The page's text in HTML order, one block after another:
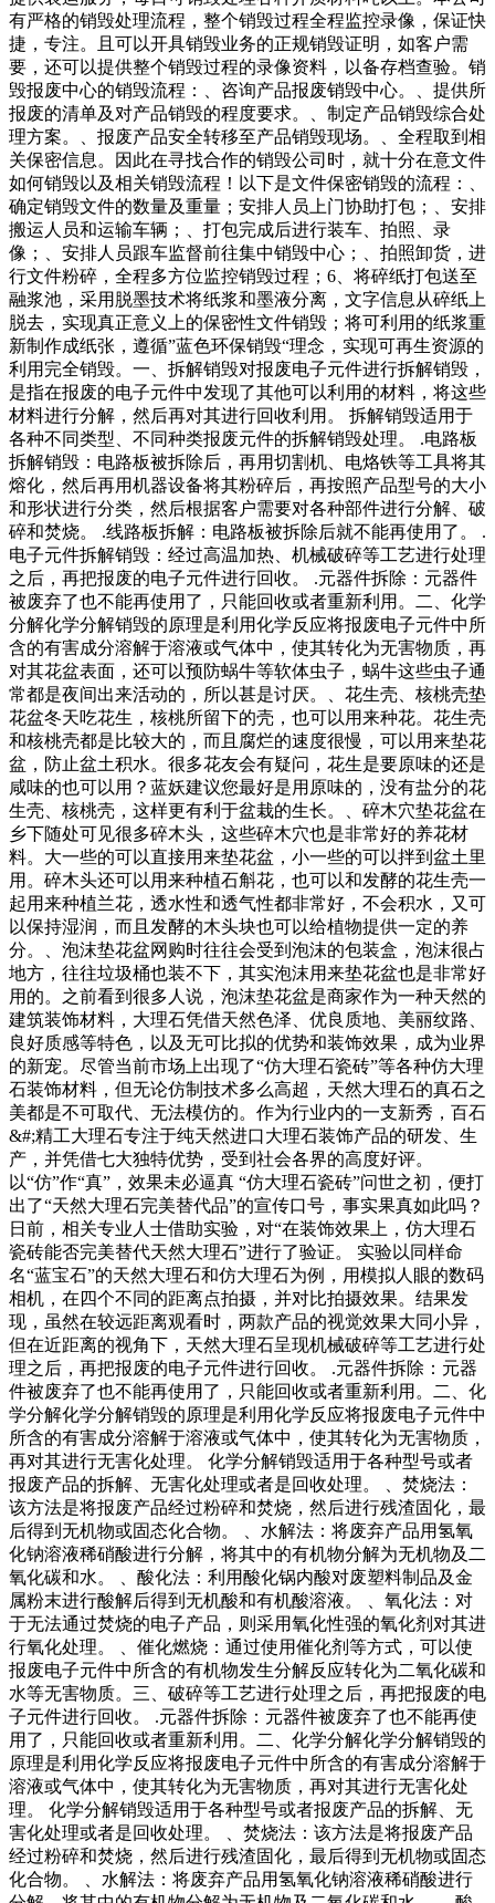
有严格的销毁处理流程，整个销毁过程全程监控录像，保证快
捷，专注。且可以开具销毁业务的正规销毁证明，如客户需
要，还可以提供整个销毁过程的录像资料，以备存档查验。销
毁报废中心的销毁流程：、咨询产品报废销毁中心。、提供所
报废的清单及对产品销毁的程度要求。、制定产品销毁综合处
理方案。、报废产品安全转移至产品销毁现场。、全程取到相
关保密信息。因此在寻找合作的销毁公司时，就十分在意文件
如何销毁以及相关销毁流程！以下是文件保密销毁的流程：、
确定销毁文件的数量及重量；安排人员上门协助打包；、安排
搬运人员和运输车辆；、打包完成后进行装车、拍照、录
像；、安排人员跟车监督前往集中销毁中心；、拍照卸货，进
行文件粉碎，全程多方位监控销毁过程；6、将碎纸打包送至
融浆池，采用脱墨技术将纸浆和墨液分离，文字信息从碎纸上
脱去，实现真正意义上的保密性文件销毁；将可利用的纸浆重
新制作成纸张，遵循”蓝色环保销毁“理念，实现可再生资源的
利用完全销毁。一、拆解销毁对报废电子元件进行拆解销毁，
是指在报废的电子元件中发现了其他可以利用的材料，将这些
材料进行分解，然后再对其进行回收利用。 拆解销毁适用于
各种不同类型、不同种类报废元件的拆解销毁处理。 .电路板
拆解销毁：电路板被拆除后，再用切割机、电烙铁等工具将其
熔化，然后再用机器设备将其粉碎后，再按照产品型号的大小
和形状进行分类，然后根据客户需要对各种部件进行分解、破
碎和焚烧。 .线路板拆解：电路板被拆除后就不能再使用了。 .
电子元件拆解销毁：经过高温加热、机械破碎等工艺进行处理
之后，再把报废的电子元件进行回收。 .元器件拆除：元器件
被废弃了也不能再使用了，只能回收或者重新利用。二、化学
分解化学分解销毁的原理是利用化学反应将报废电子元件中所
含的有害成分溶解于溶液或气体中，使其转化为无害物质，再
对其花盆表面，还可以预防蜗牛等软体虫子，蜗牛这些虫子通
常都是夜间出来活动的，所以甚是讨厌。、花生壳、核桃壳垫
花盆冬天吃花生，核桃所留下的壳，也可以用来种花。花生壳
和核桃壳都是比较大的，而且腐烂的速度很慢，可以用来垫花
盆，防止盆土积水。很多花友会有疑问，花生是要原味的还是
咸味的也可以用？蓝妖建议您最好是用原味的，没有盐分的花
生壳、核桃壳，这样更有利于盆栽的生长。、碎木穴垫花盆在
乡下随处可见很多碎木头，这些碎木穴也是非常好的养花材
料。大一些的可以直接用来垫花盆，小一些的可以拌到盆土里
用。碎木头还可以用来种植石斛花，也可以和发酵的花生壳一
起用来种植兰花，透水性和透气性都非常好，不会积水，又可
以保持湿润，而且发酵的木头块也可以给植物提供一定的养
分。、泡沫垫花盆网购时往往会受到泡沫的包装盒，泡沫很占
地方，往往垃圾桶也装不下，其实泡沫用来垫花盆也是非常好
用的。之前看到很多人说，泡沫垫花盆是商家作为一种天然的
建筑装饰材料，大理石凭借天然色泽、优良质地、美丽纹路、
良好质感等特色，以及无可比拟的优势和装饰效果，成为业界
的新宠。尽管当前市场上出现了“仿大理石瓷砖”等各种仿大理
石装饰材料，但无论仿制技术多么高超，天然大理石的真石之
美都是不可取代、无法模仿的。作为行业内的一支新秀，百石
&#;精工大理石专注于纯天然进口大理石装饰产品的研发、生
产，并凭借七大独特优势，受到社会各界的高度好评。
以“仿”作“真”，效果未必逼真 “仿大理石瓷砖”问世之初，便打
出了“天然大理石完美替代品”的宣传口号，事实果真如此吗？
日前，相关专业人士借助实验，对“在装饰效果上，仿大理石
瓷砖能否完美替代天然大理石”进行了验证。 实验以同样命
名“蓝宝石”的天然大理石和仿大理石为例，用模拟人眼的数码
相机，在四个不同的距离点拍摄，并对比拍摄效果。结果发
现，虽然在较远距离观看时，两款产品的视觉效果大同小异，
但在近距离的视角下，天然大理石呈现机械破碎等工艺进行处
理之后，再把报废的电子元件进行回收。 .元器件拆除：元器
件被废弃了也不能再使用了，只能回收或者重新利用。二、化
学分解化学分解销毁的原理是利用化学反应将报废电子元件中
所含的有害成分溶解于溶液或气体中，使其转化为无害物质，
再对其进行无害化处理。 化学分解销毁适用于各种型号或者
报废产品的拆解、无害化处理或者是回收处理。 、焚烧法：
该方法是将报废产品经过粉碎和焚烧，然后进行残渣固化，最
后得到无机物或固态化合物。 、水解法：将废弃产品用氢氧
化钠溶液稀硝酸进行分解，将其中的有机物分解为无机物及二
氧化碳和水。 、酸化法：利用酸化锅内酸对废塑料制品及金
属粉末进行酸解后得到无机酸和有机酸溶液。 、氧化法：对
于无法通过焚烧的电子产品，则采用氧化性强的氧化剂对其进
行氧化处理。 、催化燃烧：通过使用催化剂等方式，可以使
报废电子元件中所含的有机物发生分解反应转化为二氧化碳和
水等无害物质。三、破碎等工艺进行处理之后，再把报废的电
子元件进行回收。 .元器件拆除：元器件被废弃了也不能再使
用了，只能回收或者重新利用。二、化学分解化学分解销毁的
原理是利用化学反应将报废电子元件中所含的有害成分溶解于
溶液或气体中，使其转化为无害物质，再对其进行无害化处
理。 化学分解销毁适用于各种型号或者报废产品的拆解、无
害化处理或者是回收处理。 、焚烧法：该方法是将报废产品
经过粉碎和焚烧，然后进行残渣固化，最后得到无机物或固态
化合物。 、水解法：将废弃产品用氢氧化钠溶液稀硝酸进行